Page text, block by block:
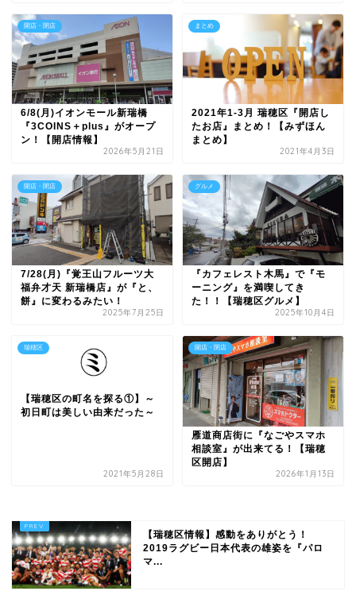
開店・閉店
6/8(月)イオンモール新瑞橋
『3COINS＋plus』がオープ
ン！【開店情報】
2026年5月21日
まとめ
2021年1-3月 瑞穂区『開店し
たお店』まとめ！【みずほん
まとめ】
2021年4月3日
開店・閉店
7/28(月)『覚王山フルーツ大
福弁才天 新瑞橋店』が『と、
餅』に変わるみたい！
2025年7月25日
グルメ
『カフェレスト木馬』で『モ
ーニング』を満喫してき
た！！【瑞穂区グルメ】
2025年10月4日
瑞穂区
【瑞穂区の町名を探る①】～
初日町は美しい由来だった～
2021年5月28日
開店・閉店
雁道商店街に『なごやスマホ
相談室』が出来てる！【瑞穂
区開店】
2026年1月13日
【瑞穂区情報】感動をありがとう！
2019ラグビー日本代表の雄姿を『パロ
マ...